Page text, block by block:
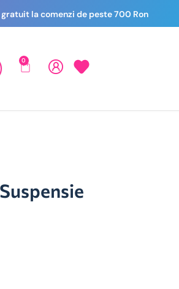
la comenzi de peste 700 Ron
0